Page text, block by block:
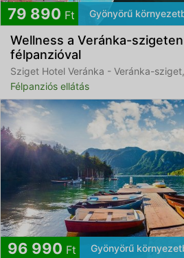
79 890 Ft Gyönyörű
Wellness a Veránka-
félpanzióval
Sziget Hotel Veránka - Veránka-
Félpanziós ellátás
96 990 Ft Gyönyörű